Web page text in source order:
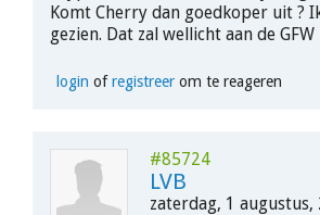
Komt Cherry dan goedkoper uit ?
gezien. Dat zal wellicht aan de
login ofregistreerom te reageren
#85724
LVB
zaterdag, 1 augustus,